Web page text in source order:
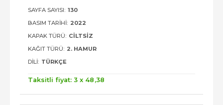
SAYFA SAYISI: 130
BASIM TARIHI: 2022
KAPAK TÜRÜ: CILTSIZ
KAĞIT TÜRÜ: 2. HAMUR
DILI: TÜRKÇE
Taksitli fiyat: 3 x 48 ,38